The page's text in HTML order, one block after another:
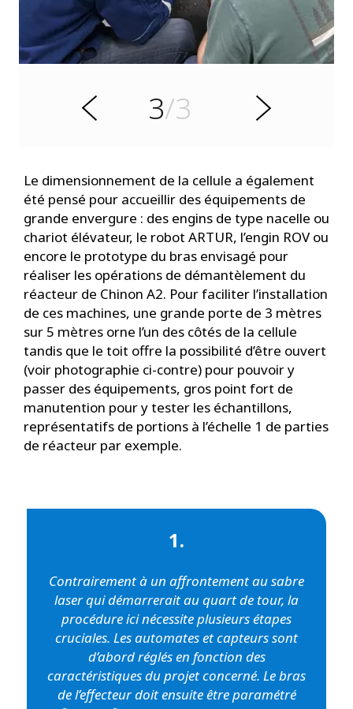
P
r
é
d
e
n
t
3/3
S
u
t
Le dimensionnement de la cellule a également
été pensé pour accueillir des équipements de
grande envergure : des engins de type nacelle ou
chariot élévateur, le robot ARTUR, l’engin ROV ou
encore le prototype du bras envisagé pour
réaliser les opérations de démantèlement du
réacteur de Chinon A2. Pour faciliter l’installation
de ces machines, une grande porte de 3 mètres
sur 5 mètres orne l’un des côtés de la cellule
tandis que le toit offre la possibilité d’être ouvert
(voir photographie ci-contre) pour pouvoir y
passer des équipements, gros point fort de
manutention pour y tester les échantillons,
représentatifs de portions à l’échelle 1 de parties
de réacteur par exemple.
1.
Contrairement à un affrontement au sabre
laser qui démarrerait au quart de tour, la
procédure ici nécessite plusieurs étapes
cruciales. Les automates et capteurs sont
d’abord réglés en fonction des
caractéristiques du projet concerné. Le bras
de l’effecteur doit ensuite être paramétré